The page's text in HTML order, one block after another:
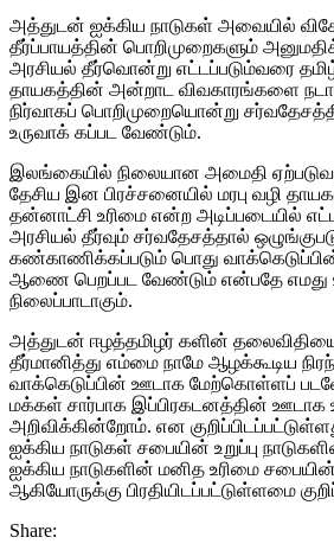
அத்துடன் ஐக்கிய நாடுகள் அவையில்
தீர்ப்பாயத்தின் பொறிமுறைகளும்
அரசியல் தீர்வொன்று எட்டப்படும்வரை
தாயகத்தின் அன்றாட விவகாரங்களை
நிர்வாகப் பொறிமுறையொன்று
உருவாக் கப்பட வேண்டும்.
இலங்கையில் நிலையான அமைதி
தேசிய இன பிரச்சனையில் மரபு வழி
தன்னாட்சி உரிமை என்ற அடிப்படையில்
அரசியல் தீர்வும் சர்வதேசத்தால்
கண்காணிக்கப்படும் பொது
ஆணை பெறப்பட வேண்டும் என்பதே எமது
நிலைப்பாடாகும்.
அத்துடன் ஈழத்தமிழர் களின்
தீர்மானித்து எம்மை நாமே ஆழக்கூடிய
வாக்கெடுப்பின் ஊடாக மேற்கொள்ளப்
மக்கள் சார்பாக இப்பிரகடனத்தின் ஊடாக
அறிவிக்கின்றோம். என
ஐக்கிய நாடுகள் சபையின் உறுப்பு
ஐக்கிய நாடுகளின் மனித உரிமை
ஆகியோருக்கு பிரதியிடப்பட்டுள்ளமை
Share: